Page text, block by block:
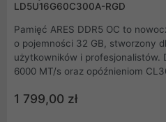
LD5U16G60C300A-RGD
Pamięć ARES DDR5 OC to nowoczesny zestaw komponentów
o pojemności 32 GB, stworzony
użytkowników i profesjonalistów.
6000 MT/s oraz opóźnieniom
błyskawiczny przesył danych i
pracy. Wyposażone w
1 799,00 zł